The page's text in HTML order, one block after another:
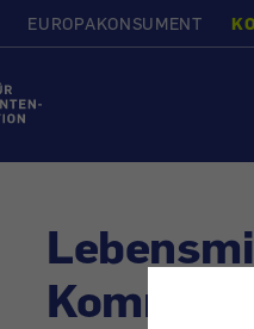
EUROPAKONSUMENT